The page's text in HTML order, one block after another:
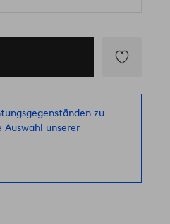
Favoriten
hinzufügen
zu
unserer